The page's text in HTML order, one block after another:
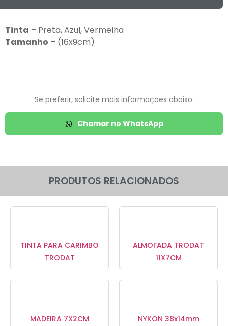
Tinta – Preta, Azul, Vermelha
Tamanho – (16x9cm)
Se preferir, solicite mais informações abaixo:
Chamar no WhatsApp
PRODUTOS RELACIONADOS
TINTA PARA CARIMBO
TRODAT
ALMOFADA TRODAT
11X7CM
MADEIRA 7X2CM NYKON 38x14mm